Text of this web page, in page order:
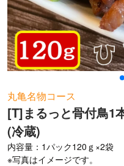
丸亀名物コース
[T]まるっと骨付鳥1
(冷蔵)
内容量：1パック120ｇ×2袋
※写真はイメージです。